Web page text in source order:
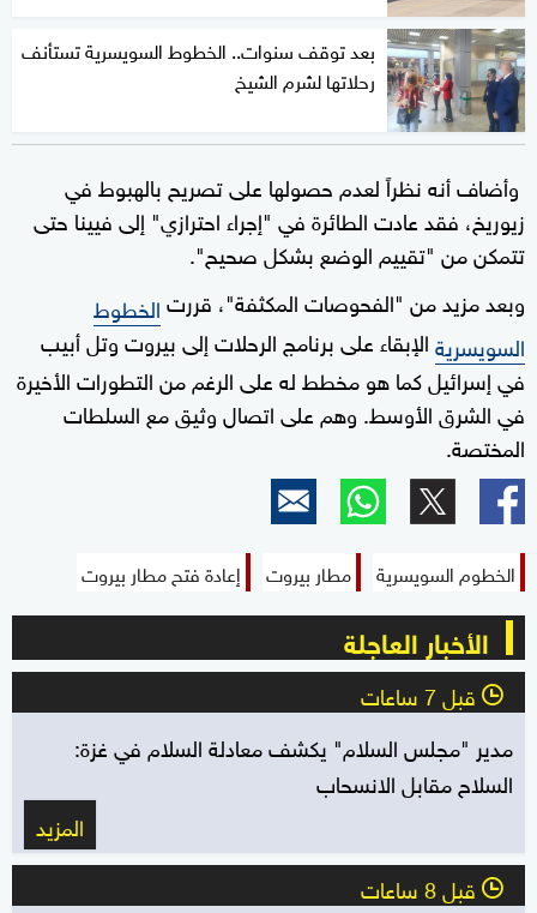
بعد توقف سنوات.. الخطوط السويسرية تستأنف
رحلاتها لشرم الشيخ
وأضاف أنه نظراً لعدم حصولها على تصريح بالهبوط في
زيوريخ، فقد عادت الطائرة في "إجراء احترازي" إلى فيينا حتى
تتمكن من "تقييم الوضع بشكل صحيح".
وبعد مزيد من "الفحوصات المكثفة"، قررتالخطوط
السويسريةالإبقاء على برنامج الرحلات إلى بيروت وتل أبيب
في إسرائيل كما هو مخطط له على الرغم من التطورات الأخيرة
في الشرق الأوسط. وهم على اتصال وثيق مع السلطات
المختصة.
الخطوم السويسرية مطار بيروت إعادة فتح مطار بيروت
الأخبار العاجلة
l قبل 7 ساعات
مدير "مجلس السلام" يكشف معادلة السلام في غزة:
السلاح مقابل الانسحاب
المزيد
l قبل 8 ساعات